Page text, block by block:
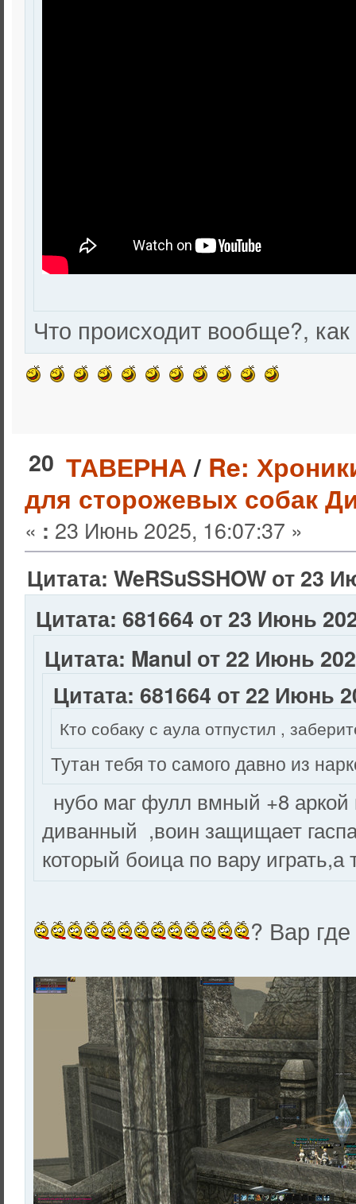
Что происходит вообще?, как
20 ТАВЕРНА/ Re:
для сторожевых собак
« : 23 Июнь 2025, 16:07:37 »
Цитата: WeRSuSSHOW от 23
Цитата: 681664 от 23 Июнь
Цитата: Manul от 22 Июнь
Цитата: 681664 от 22 Июнь
Кто собаку с аула отпустил ,
Тутан тебя то самого давно из
нубо маг фулл вмный +8 аркой
диванный ,воин защищает
который боица по вару
? Вар